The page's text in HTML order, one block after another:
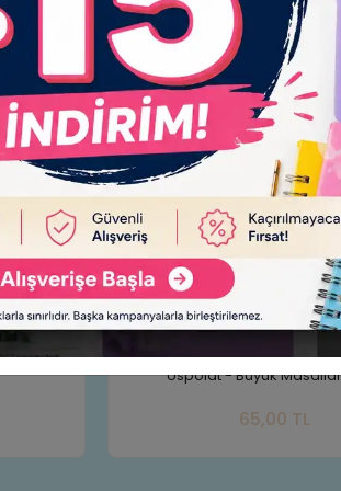
Dinozor "Kendin Ol" - Zarife
- Büyük Masallar Serisi